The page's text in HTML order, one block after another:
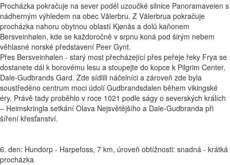
Procházka pokračuje na sever podél uzoučké silnice Panoramaveien s
nádherným výhledem na obec Vålerbru. Z Vålerbrua pokračuje
procházka nahoru obytnou oblastí Kjønås a dolů kaňonem
Bersveinhølen, kde se každoročně v srpnu koná pod širým nebem
věhlasné norské představení Peer Gynt.
Přes Bersveinhølen - starý most přecházející přes peřeje řeky Frya se
dostanete dál k borovému lesu a stoupejte do kopce k Pilgrim Center,
Dale-Gudbrands Gard. Zde sídlili náčelníci a zároveň zde byla
soustředěno centrum moci údolí Gudbrandsdalen během vikingské
éry. Právě tady proběhlo v roce 1021 podle ságy o severských králích
– Heimskringla setkání Olava Nejsvětějšího a Dale-Gudbranda při
šíření křesťanství.
6. den: Hundorp - Harpefoss, 7 km, úroveň obtížnosti: snadná - krátká
procházka